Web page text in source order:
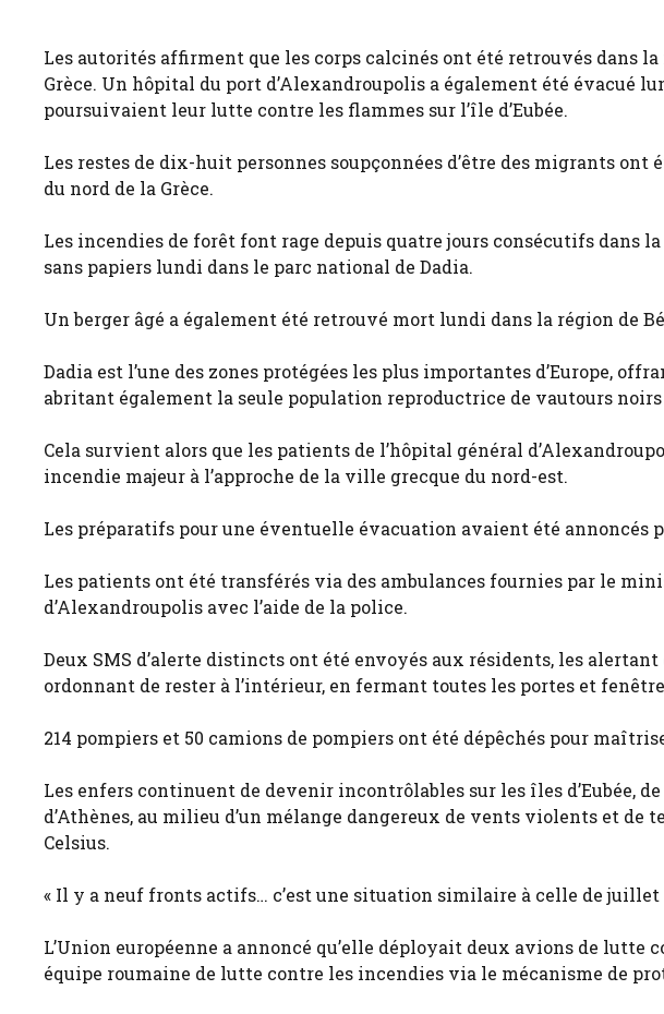
Les autorités affirment que les corps calcinés ont été retrouvés dans la
Grèce. Un hôpital du port d’Alexandroupolis a également été évacué
poursuivaient leur lutte contre les flammes sur l’île d’Eubée.
Les restes de dix-huit personnes soupçonnées d’être des migrants
du nord de la Grèce.
Les incendies de forêt font rage depuis quatre jours consécutifs dans
sans papiers lundi dans le parc national de Dadia.
Un berger âgé a également été retrouvé mort lundi dans la région de
Dadia est l’une des zones protégées les plus importantes d’Europe,
abritant également la seule population reproductrice de vautours
Cela survient alors que les patients de l’hôpital général
incendie majeur à l’approche de la ville grecque du nord-est.
Les préparatifs pour une éventuelle évacuation avaient été annoncés
Les patients ont été transférés via des ambulances fournies par le
d’Alexandroupolis avec l’aide de la police.
Deux SMS d’alerte distincts ont été envoyés aux résidents, les alertant
ordonnant de rester à l’intérieur, en fermant toutes les portes et
214 pompiers et 50 camions de pompiers ont été dépêchés pour
Les enfers continuent de devenir incontrôlables sur les îles d’Eubée,
d’Athènes, au milieu d’un mélange dangereux de vents violents et de
Celsius.
« Il y a neuf fronts actifs… c’est une situation similaire à celle de juillet
L’Union européenne a annoncé qu’elle déployait deux avions de lutte
équipe roumaine de lutte contre les incendies via le mécanisme de